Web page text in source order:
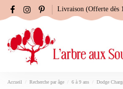
Livraison (Offerte dès
Accueil Recherche par âge 6 à 9 ans Dodge